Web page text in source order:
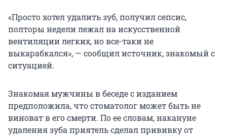
«Просто хотел удалить зуб, получил сепсис,
полторы недели лежал на искусственной
вентиляции легких, но все-таки не
выкарабкался», — сообщил источник, знакомый с
ситуацией.
Знакомая мужчины в беседе с изданием
предположила, что стоматолог может быть не
виноват в его смерти. По ее словам, накануне
удаления зуба приятель сделал прививку от